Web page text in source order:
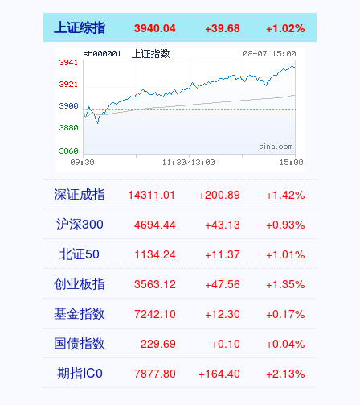
上证综指 3940.04 +39.68 +1.02%
深证成指 14311.01 +200.89 +1.42%
沪深300 4694.44 +43.13 +0.93%
北证50 1134.24 +11.37 +1.01%
创业板指 3563.12 +47.56 +1.35%
基金指数 7242.10 +12.30 +0.17%
国债指数 229.69 +0.10 +0.04%
期指IC0 7877.80 +164.40 +2.13%